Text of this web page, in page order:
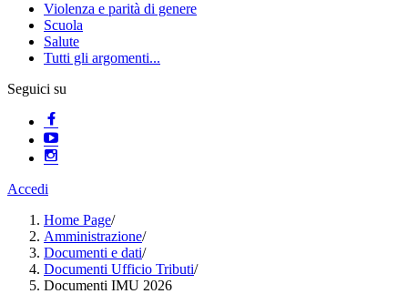
Violenza e parità di genere
Scuola
Salute
Tutti gli argomenti...
Seguici su
Accedi
Home Page/
Amministrazione/
Documenti e dati/
Documenti Ufficio Tributi/
Documenti IMU 2026